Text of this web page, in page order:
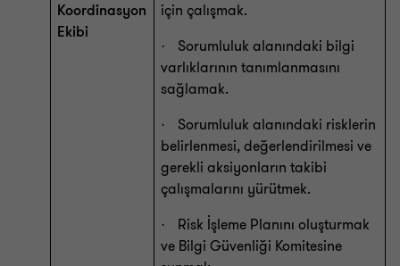
Koordinasyon
Ekibi
için çalışmak.
·
Sorumluluk alanındaki bilgi
varlıklarının tanımlanmasını
sağlamak.
·
Sorumluluk alanındaki risklerin
belirlenmesi, değerlendirilmesi ve
gerekli aksiyonların takibi
çalışmalarını yürütmek.
·
Risk İşleme Planını oluşturmak
ve Bilgi Güvenliği Komitesine